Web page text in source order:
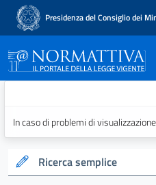
Presidenza del Consiglio dei
Normattiva
In caso di problemi di
Ricerca semplice